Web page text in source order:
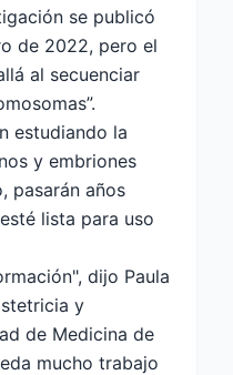
se publicó
de 2022, pero el
al secuenciar
estudiando la
y embriones
pasarán años
lista para uso
dijo Paula
y
de Medicina de
mucho trabajo